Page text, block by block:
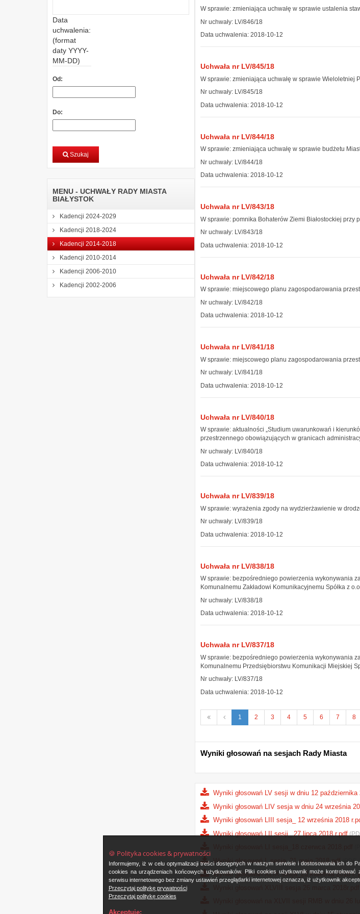
🍪 Polityka cookies & prywatności
Informujemy, iż w celu optymalizacji treści dostępnych w naszym serwisie i dostosowania ich do
cookies na urządzeniach końcowych użytkowników. Pliki cookies użytkownik może
serwisu internetowego bez zmiany ustawień przeglądarki internetowej oznacza, iż użytkownik
Przeczytaj politykę prywatności
Przeczytaj politykę cookies
Akceptuję:
Data
uchwalenia:
(format
daty YYYY-
MM-DD)
Od:
Do:
Szukaj
MENU - UCHWAŁY RADY MIASTA
BIAŁYSTOK
Kadencji 2024-2029
Kadencji 2018-2024
Kadencji 2014-2018
Kadencji 2010-2014
Kadencji 2006-2010
Kadencji 2002-2006
W sprawie: zmieniająca uchwałę w sprawie ustalenia
Nr uchwały: LV/846/18
Data uchwalenia: 2018-10-12
Uchwała nr LV/845/18
W sprawie: zmieniająca uchwałę w sprawie Wieloletniej
Nr uchwały: LV/845/18
Data uchwalenia: 2018-10-12
Uchwała nr LV/844/18
W sprawie: zmieniająca uchwałę w sprawie budżetu
Nr uchwały: LV/844/18
Data uchwalenia: 2018-10-12
Uchwała nr LV/843/18
W sprawie: pomnika Bohaterów Ziemi Białostockiej przy
Nr uchwały: LV/843/18
Data uchwalenia: 2018-10-12
Uchwała nr LV/842/18
W sprawie: miejscowego planu zagospodarowania
Nr uchwały: LV/842/18
Data uchwalenia: 2018-10-12
Uchwała nr LV/841/18
W sprawie: miejscowego planu zagospodarowania
Nr uchwały: LV/841/18
Data uchwalenia: 2018-10-12
Uchwała nr LV/840/18
W sprawie: aktualności „Studium uwarunkowań i
przestrzennego obowiązujących w granicach
Nr uchwały: LV/840/18
Data uchwalenia: 2018-10-12
Uchwała nr LV/839/18
W sprawie: wyrażenia zgody na wydzierżawienie w
Nr uchwały: LV/839/18
Data uchwalenia: 2018-10-12
Uchwała nr LV/838/18
W sprawie: bezpośredniego powierzenia wykonywania
Komunalnemu Zakładowi Komunikacyjnemu Spółka z
Nr uchwały: LV/838/18
Data uchwalenia: 2018-10-12
Uchwała nr LV/837/18
W sprawie: bezpośredniego powierzenia wykonywania
Komunalnemu Przedsiębiorstwu Komunikacji Miejskiej
Nr uchwały: LV/837/18
Data uchwalenia: 2018-10-12
Pierwsza
strona
Poprzednia
strona
1 2 3 4 5 6 7 8
Wyniki głosowań na sesjach Rady Miasta
Wyniki głosowań LV sesji w dniu 12 października
Wyniki głosowań LIV sesja w dniu 24 września
Wyniki głosowań LIII sesja_ 12 września 2018
Wyniki głosowań LII sesji_ 27 lipca 2018 r.pdf
Wyniki głosowań L sesja_21 maja 2018.pdf (PDF,
Wyniki głosowań XLIX sesja_23 kwietnia 2018